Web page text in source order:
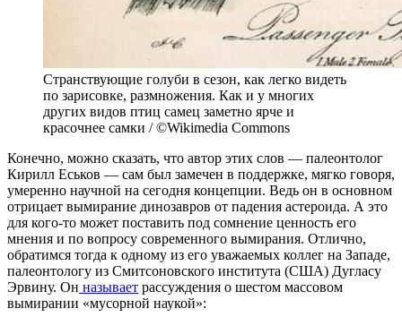
Странствующие голуби в сезон, как легко видеть
по зарисовке, размножения. Как и у многих
других видов птиц самец заметно ярче и
красочнее самки / ©Wikimedia Commons
Конечно, можно сказать, что автор этих слов — палеонтолог
Кирилл Еськов — сам был замечен в поддержке, мягко говоря,
умеренно научной на сегодня концепции. Ведь он в основном
отрицает вымирание динозавров от падения астероида. А это
для кого-то может поставить под сомнение ценность его
мнения и по вопросу современного вымирания. Отлично,
обратимся тогда к одному из его уважаемых коллег на Западе,
палеонтологу из Смитсоновского института (США) Дугласу
Эрвину. Он называет рассуждения о шестом массовом
вымирании «мусорной наукой»: